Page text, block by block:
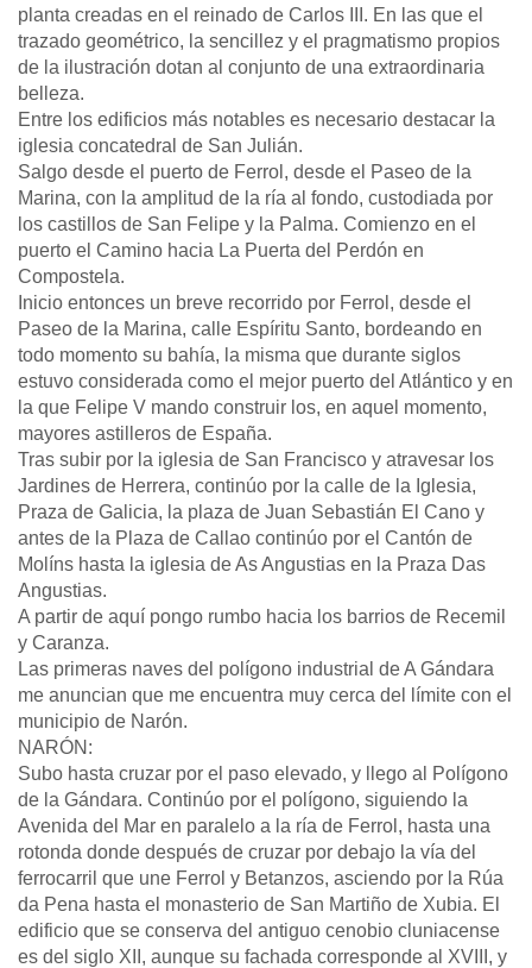
planta creadas en el reinado de Carlos III. En las que el
trazado geométrico, la sencillez y el pragmatismo propios
de la ilustración dotan al conjunto de una extraordinaria
belleza.
Entre los edificios más notables es necesario destacar la
iglesia concatedral de San Julián.
Salgo desde el puerto de Ferrol, desde el Paseo de la
Marina, con la amplitud de la ría al fondo, custodiada por
los castillos de San Felipe y la Palma. Comienzo en el
puerto el Camino hacia La Puerta del Perdón en
Compostela.
Inicio entonces un breve recorrido por Ferrol, desde el
Paseo de la Marina, calle Espíritu Santo, bordeando en
todo momento su bahía, la misma que durante siglos
estuvo considerada como el mejor puerto del Atlántico y en
la que Felipe V mando construir los, en aquel momento,
mayores astilleros de España.
Tras subir por la iglesia de San Francisco y atravesar los
Jardines de Herrera, continúo por la calle de la Iglesia,
Praza de Galicia, la plaza de Juan Sebastián El Cano y
antes de la Plaza de Callao continúo por el Cantón de
Molíns hasta la iglesia de As Angustias en la Praza Das
Angustias.
A partir de aquí pongo rumbo hacia los barrios de Recemil
y Caranza.
Las primeras naves del polígono industrial de A Gándara
me anuncian que me encuentra muy cerca del límite con el
municipio de Narón.
NARÓN:
Subo hasta cruzar por el paso elevado, y llego al Polígono
de la Gándara. Continúo por el polígono, siguiendo la
Avenida del Mar en paralelo a la ría de Ferrol, hasta una
rotonda donde después de cruzar por debajo la vía del
ferrocarril que une Ferrol y Betanzos, asciendo por la Rúa
da Pena hasta el monasterio de San Martiño de Xubia. El
edificio que se conserva del antiguo cenobio cluniacense
es del siglo XII, aunque su fachada corresponde al XVIII, y